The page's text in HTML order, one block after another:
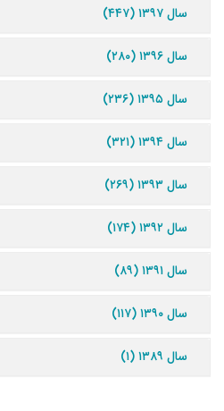
سال ۱۳۹۷ (۴۴۷)
سال ۱۳۹۶ (۲۸۰)
سال ۱۳۹۵ (۲۳۶)
سال ۱۳۹۴ (۳۲۱)
سال ۱۳۹۳ (۲۶۹)
سال ۱۳۹۲ (۱۷۴)
سال ۱۳۹۱ (۸۹)
سال ۱۳۹۰ (۱۱۷)
سال ۱۳۸۹ (۱)